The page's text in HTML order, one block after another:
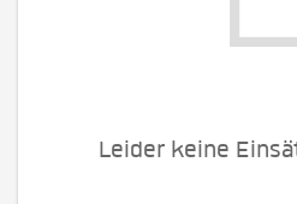
Leider keine